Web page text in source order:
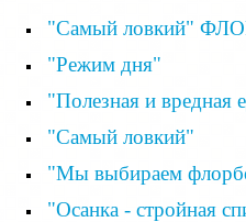
"Самый ловкий"
"Режим дня"
"Полезная и вредная
"Самый ловкий"
"Мы выбираем
"Осанка - стройная